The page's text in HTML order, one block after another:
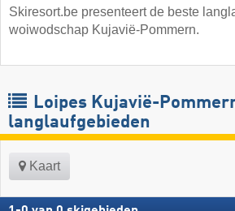
Skiresort.be presenteert de beste
woiwodschap Kujavië-Pommern.
Loipes Kujavië-
langlaufgebieden
Kaart